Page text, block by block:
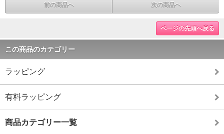
前の商品へ 次の商品へ
ページの先頭へ戻る
この商品のカテゴリー
ラッピング
有料ラッピング
商品カテゴリー一覧